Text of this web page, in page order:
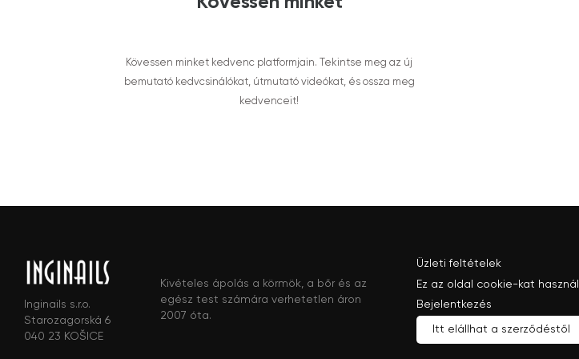
Kövessen minket kedvenc platformjain. Tekintse meg az új
bemutató kedvcsinálókat, útmutató videókat, és ossza meg
kedvenceit!
Inginails s.r.o.
Starozagorská 6
040 23 KOŠICE
Kivételes ápolás a körmök, a bőr és az
egész test számára verhetetlen áron
2007 óta.
Üzleti feltételek
Ez az oldal cookie-kat használ
Bejelentkezés
Itt elállhat a szerződéstől